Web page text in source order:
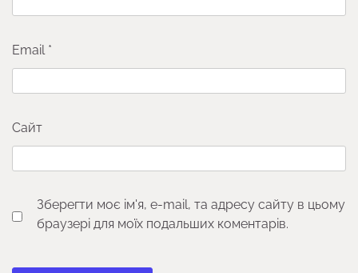
Email *
Сайт
Зберегти моє ім'я, e-mail, та адресу сайту в цьому
браузері для моїх подальших коментарів.